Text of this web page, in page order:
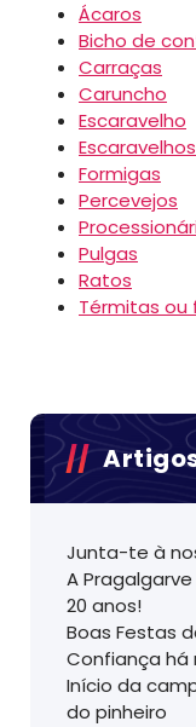
Ácaros
Bicho de
Carraças
Caruncho
Escaravelho
Formigas
Percevejos
Pulgas
Ratos
Térmitas ou
Junta-te à
A
20 anos!
Boas Festas
Confiança há
Início da
do pinheiro